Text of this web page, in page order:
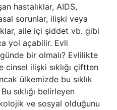
hastalıklar, AIDS,
sorunlar, ilişki veya
aile içi şiddet vb. gibi
yol açabilir. Evli
bir olmalı? Evlilikte
cinsel ilişki sıklığı çiftten
ülkemizde bu sıklık
sıklığı belirleyen
ve sosyal olduğunu